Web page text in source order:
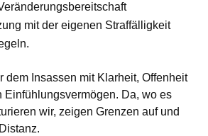
mit der eigenen Straffälligkeit
dem Insassen mit Klarheit, Offenheit
Einfühlungsvermögen. Da, wo es
wir, zeigen Grenzen auf und